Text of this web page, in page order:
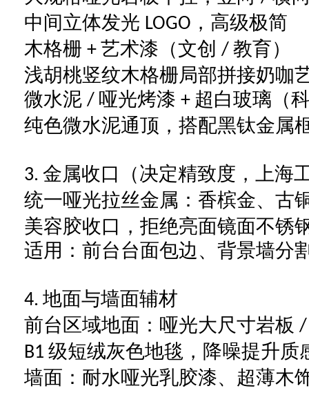
中间立体发光 LOGO ，高级极简
木格栅 + 艺术漆（文创 / 教育）
浅胡桃竖纹木格栅局部拼接奶咖
微水泥 / 哑光烤漆 + 超白玻璃（
纯色微水泥通顶，搭配黑钛金属
3. 金属收口（决定精致度，上海
统一哑光拉丝金属：香槟金、古
美容胶收口，拒绝亮面镜面不锈
适用：前台台面包边、背景墙分
4. 地面与墙面辅材
前台区域地面：哑光大尺寸岩板
B1 级短绒灰色地毯，降噪提升质
墙面：耐水哑光乳胶漆、超薄木